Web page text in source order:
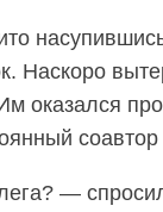
Наскоро
оказался
соавтор
—